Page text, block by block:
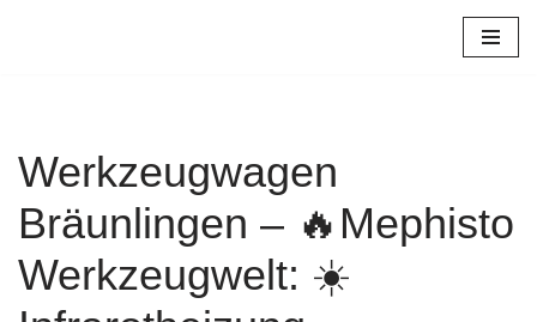
Werkzeugwagen
Bräunlingen – 🔥Mephisto
Werkzeugwelt: ☀️